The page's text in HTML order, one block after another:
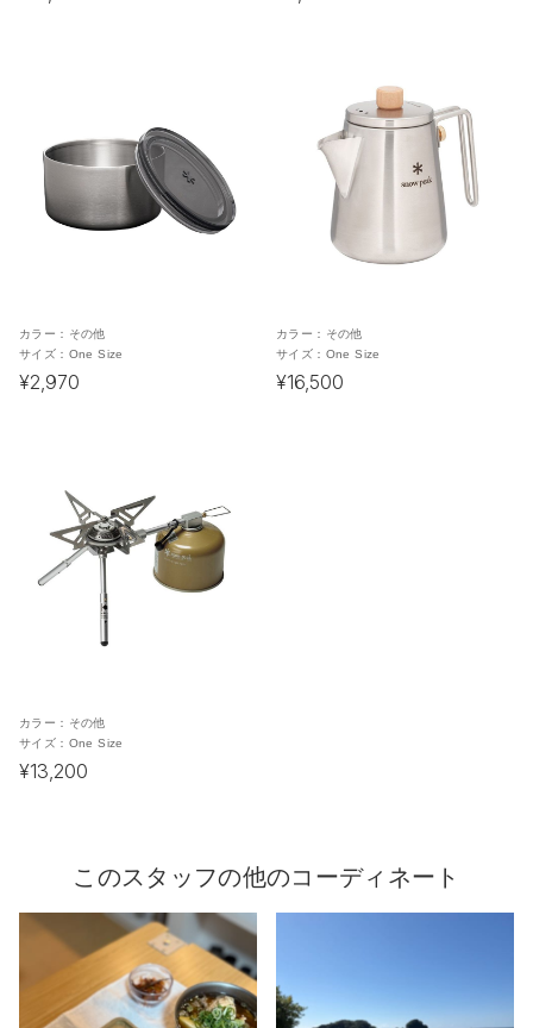
カラー： その他
サイズ： One Size
¥2,970
カラー： その他
サイズ： One Size
¥16,500
カラー： その他
サイズ： One Size
¥13,200
このスタッフの他のコーディネート